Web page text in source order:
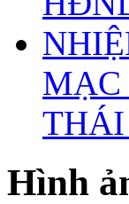
MẠC
THÁI
Hình